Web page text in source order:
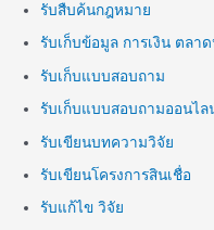
รับสืบค้นกฎหมาย
รับเก็บข้อมูล การเงิน ตลา
รับเก็บแบบสอบถาม
รับเก็บแบบสอบถามออนไล
รับเขียนบทความวิจัย
รับเขียนโครงการสินเชื่อ
รับแก้ไข วิจัย